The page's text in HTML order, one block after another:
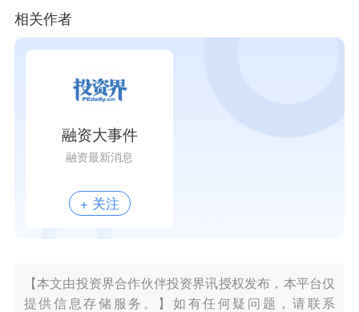
相关作者
融资大事件
融资最新消息
+ 关注
【本文由投资界合作伙伴投资界讯授权发布，本平台仅
提供信息存储服务。】如有任何疑问题，请联系